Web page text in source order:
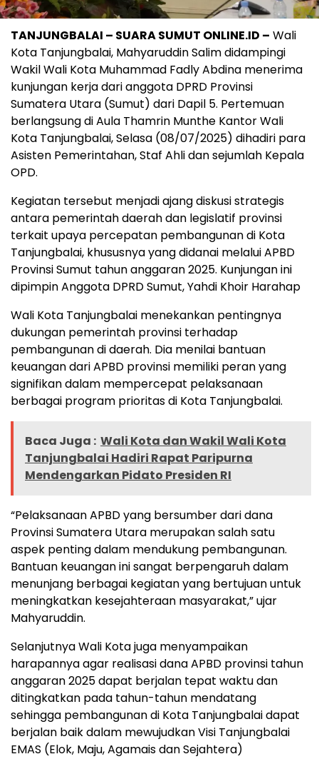
TANJUNGBALAI – SUARA SUMUT ONLINE.ID – Wali
Kota Tanjungbalai, Mahyaruddin Salim didampingi
Wakil Wali Kota Muhammad Fadly Abdina menerima
kunjungan kerja dari anggota DPRD Provinsi
Sumatera Utara (Sumut) dari Dapil 5. Pertemuan
berlangsung di Aula Thamrin Munthe Kantor Wali
Kota Tanjungbalai, Selasa (08/07/2025) dihadiri para
Asisten Pemerintahan, Staf Ahli dan sejumlah Kepala
OPD.
Kegiatan tersebut menjadi ajang diskusi strategis
antara pemerintah daerah dan legislatif provinsi
terkait upaya percepatan pembangunan di Kota
Tanjungbalai, khususnya yang didanai melalui APBD
Provinsi Sumut tahun anggaran 2025. Kunjungan ini
dipimpin Anggota DPRD Sumut, Yahdi Khoir Harahap
Wali Kota Tanjungbalai menekankan pentingnya
dukungan pemerintah provinsi terhadap
pembangunan di daerah. Dia menilai bantuan
keuangan dari APBD provinsi memiliki peran yang
signifikan dalam mempercepat pelaksanaan
berbagai program prioritas di Kota Tanjungbalai.
Baca Juga : Wali Kota dan Wakil Wali Kota
Tanjungbalai Hadiri Rapat Paripurna
Mendengarkan Pidato Presiden RI
“Pelaksanaan APBD yang bersumber dari dana
Provinsi Sumatera Utara merupakan salah satu
aspek penting dalam mendukung pembangunan.
Bantuan keuangan ini sangat berpengaruh dalam
menunjang berbagai kegiatan yang bertujuan untuk
meningkatkan kesejahteraan masyarakat,” ujar
Mahyaruddin.
Selanjutnya Wali Kota juga menyampaikan
harapannya agar realisasi dana APBD provinsi tahun
anggaran 2025 dapat berjalan tepat waktu dan
ditingkatkan pada tahun-tahun mendatang
sehingga pembangunan di Kota Tanjungbalai dapat
berjalan baik dalam mewujudkan Visi Tanjungbalai
EMAS (Elok, Maju, Agamais dan Sejahtera)